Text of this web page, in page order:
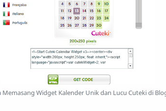
Memasang Widget Kalender Unik dan Lucu Cuteki di